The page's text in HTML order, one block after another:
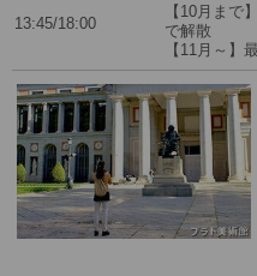
13:45/18:00
【10月まで
で解散
【11月～】